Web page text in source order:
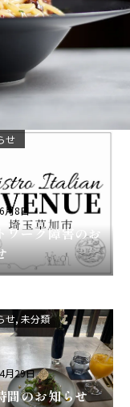
月8日
ワーク障害のお
せ
月29日
間のお知らせ
せ 未分類